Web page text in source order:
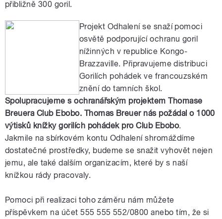
přibližně 300 goril.
Projekt Odhalení se snaží pomoci
osvětě podporující ochranu goril
nížinných v republice Kongo-
Brazzaville. Připravujeme distribuci
Gorilích pohádek ve francouzském
znění do tamních škol.
Spolupracujeme s ochranářským projektem Thomase
Breuera Club Ebobo. Thomas Breuer nás požádal o 1000
výtisků knížky gorilích pohádek pro Club Ebobo.
Jakmile na sbírkovém kontu Odhalení shromáždíme
dostatečné prostředky, budeme se snažit vyhovět nejen
jemu, ale také dalším organizacím, které by s naší
knížkou rády pracovaly.
Pomoci při realizaci toho záměru nám můžete
příspěvkem na účet 555 555 552/0800 anebo tím, že si